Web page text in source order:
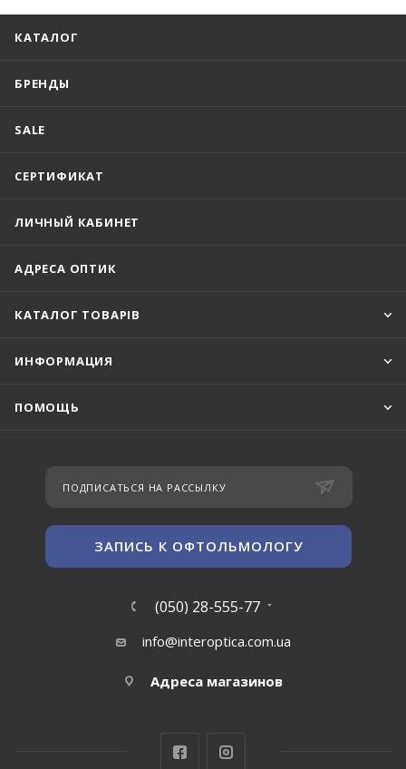
КАТАЛОГ
БРЕНДЫ
SALE
СЕРТИФИКАТ
ЛИЧНЫЙ КАБИНЕТ
АДРЕСА ОПТИК
КАТАЛОГ ТОВАРІВ
ИНФОРМАЦИЯ
ПОМОЩЬ
ПОДПИСАТЬСЯ НА РАССЫЛКУ
ЗАПИСЬ К ОФТОЛЬМОЛОГУ
(050) 28-555-77
info@interoptica.com.ua
Адреса магазинов